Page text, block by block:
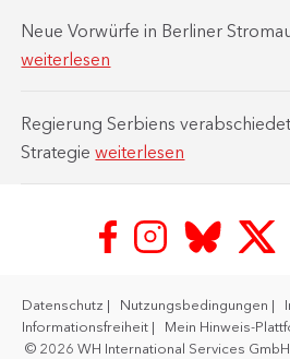
Neue Vorwürfe in Berliner
weiterlesen
Regierung Serbiens
Strategieweiterlesen
Datenschutz Nutzungsbedingungen
Informationsfreiheit
Mein Hinweis-
© 2026 WH International Services GmbH